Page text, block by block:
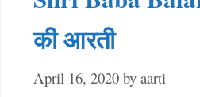
की आरती
April 16, 2020 by aarti